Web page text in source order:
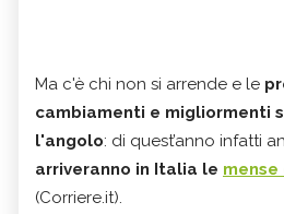
Ma c'è chi non si arrende e le
cambiamenti e migliormenti
l'angolo: di quest’anno infatti
arriveranno in Italia le
(Corriere.it).